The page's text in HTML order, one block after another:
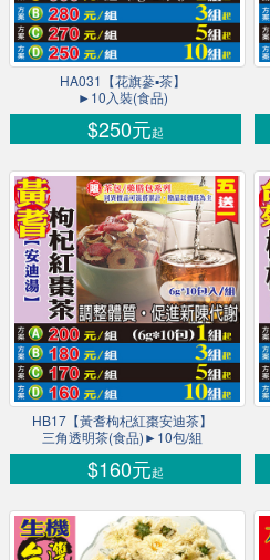
HA031【花旗蔘▪茶】
►10入裝(食品)
$250元起
HB17【黃耆枸杞紅棗安迪茶】
三角透明茶(食品)►10包/組
$160元起